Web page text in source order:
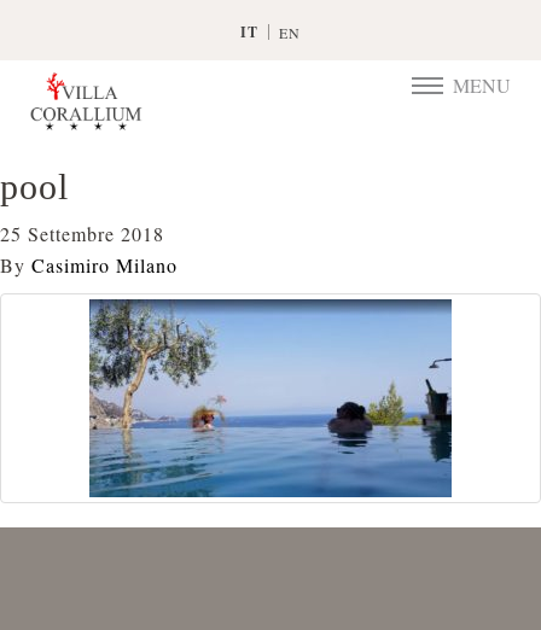
IT EN
TOGGLE
MENU
pool
25 Settembre 2018
By Casimiro Milano